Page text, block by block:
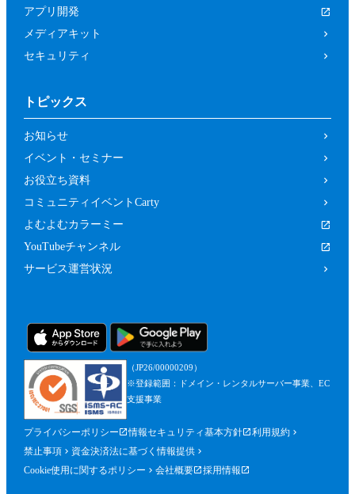
アプリ開発
メディアキット
セキュリティ
トピックス
お知らせ
イベント・セミナー
お役立ち資料
コミュニティイベントCarty
よむよむカラーミー
YouTubeチャンネル
サービス運営状況
（JP26/00000209）
※登録範囲：ドメイン・レンタルサーバー事業、EC
支援事業
プライバシーポリシー 情報セキュリティ基本方針
利用規約
禁止事項
資金決済法に基づく情報提供
Cookie使用に関するポリシー
会社概要 採用情報